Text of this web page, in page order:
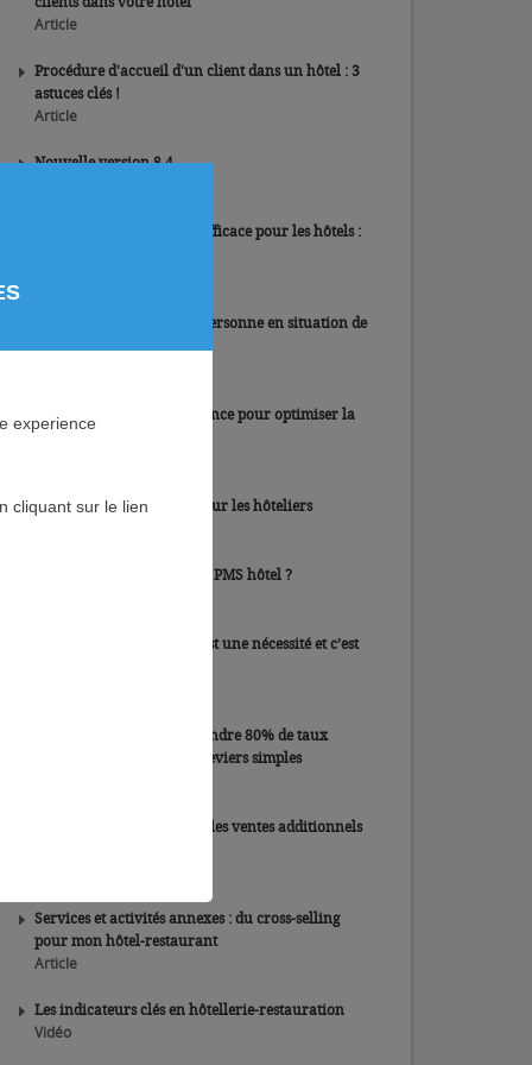
Article
Procédure d'accueil d'un client dans un hôtel : 3
astuces clés !
Article
Nouvelle version 8.4
Construire une stratégie efficace pour les hôtels :
Comment accueillir une personne en situation de
5 indicateurs de performance pour optimiser la
L’importance d’un PMS pour les hôteliers
Comment bien choisir son PMS hôtel ?
Penser le monde d’après est une nécessité et c’est
Hôtellerie : comment atteindre 80% de taux
d'occupation grâce à des leviers simples
Webinaire : les services et les ventes additionnels
Services et activités annexes : du cross-selling
pour mon hôtel-restaurant
Article
Les indicateurs clés en hôtellerie-restauration
Vidéo
experience
cliquant sur le lien